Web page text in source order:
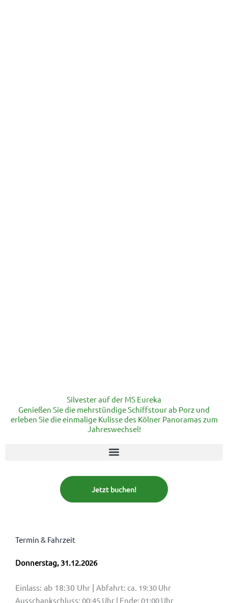
Silvester auf der MS Eureka
Genießen Sie die mehrstündige Schiffstour ab Porz und
erleben Sie die einmalige Kulisse des Kölner Panoramas zum
Jahreswechsel!
Jetzt buchen!
Termin & Fahrzeit
Donnerstag, 31.12.2026
Einlass: ab 18:30 Uhr | Abfahrt: ca. 19:30 Uhr
Ausschankschluss: 00:45 Uhr | Ende: 01:00 Uhr